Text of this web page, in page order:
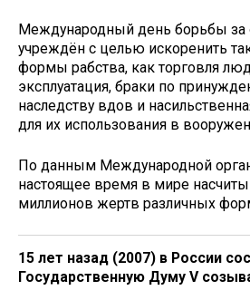
Международный день борьбы за
учреждён с целью искоренить
формы рабства, как торговля
эксплуатация, браки по
наследству вдов и
для их использования в
По данным Международной
настоящее время в мире
миллионов жертв различных
15 лет назад (2007) в России
Государственную Думу V